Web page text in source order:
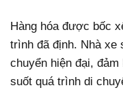
Hàng hóa được bốc
trình đã định. Nhà xe
chuyển hiện đại,
suốt quá trình di